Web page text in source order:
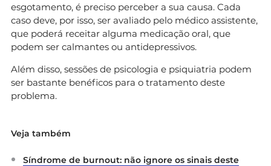
esgotamento, é preciso perceber a sua causa. Cada
caso deve, por isso, ser avaliado pelo médico assistente,
que poderá receitar alguma medicação oral, que
podem ser calmantes ou antidepressivos.
Além disso, sessões de psicologia e psiquiatria podem
ser bastante benéficos para o tratamento deste
problema.
Veja também
Síndrome de burnout: não ignore os sinais deste